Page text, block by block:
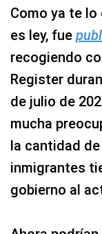
Como ya te
es ley, fue
recogiendo
Register
de julio de
mucha
la cantidad
inmigrantes
gobierno al